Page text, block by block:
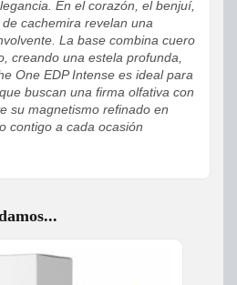
En el corazón, el benjuí,
cachemira revelan una
La base combina cuero
creando una estela profunda,
One EDP Intense es ideal para
buscan una firma olfativa con
su magnetismo refinado en
contigo a cada ocasión